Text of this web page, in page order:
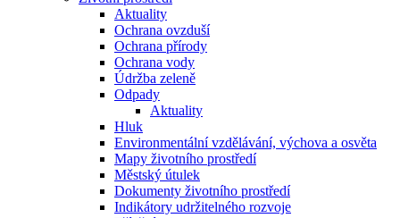
Aktuality
Ochrana ovzduší
Ochrana přírody
Ochrana vody
Údržba zeleně
Odpady
Aktuality
Hluk
Environmentální vzdělávání, výchova a osvěta
Mapy životního prostředí
Městský útulek
Dokumenty životního prostředí
Indikátory udržitelného rozvoje